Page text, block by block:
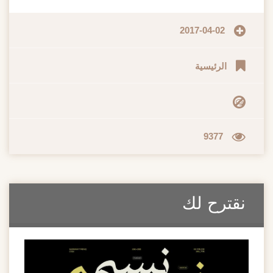
2017-04-02
الرئيسية
9377
لك